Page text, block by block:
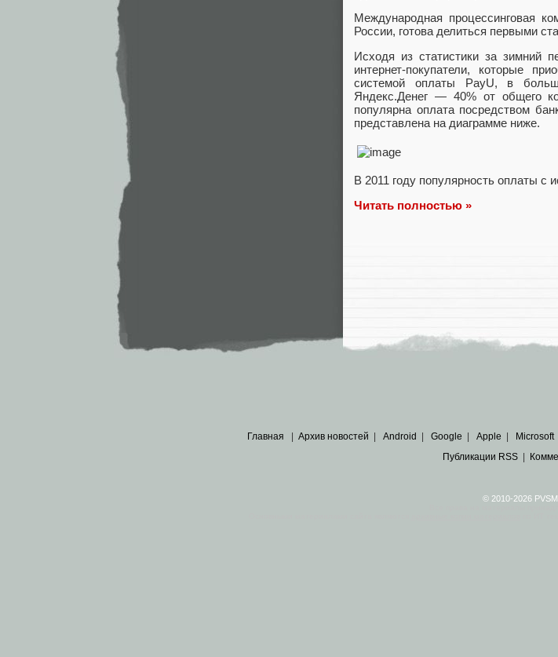
Международная процессинговая
России, готова делиться первыми
Исходя из статистики за зимний
интернет-покупатели, которые
системой оплаты PayU, в
Яндекс.Денег — 40% от общего
популярна оплата посредством
представлена на диаграмме ниже.
В 2011 году популярность оплаты с
Читать полностью »
Главная Архив новостей Android Google Apple Microsoft
Публикации RSS|
© 2010-2026